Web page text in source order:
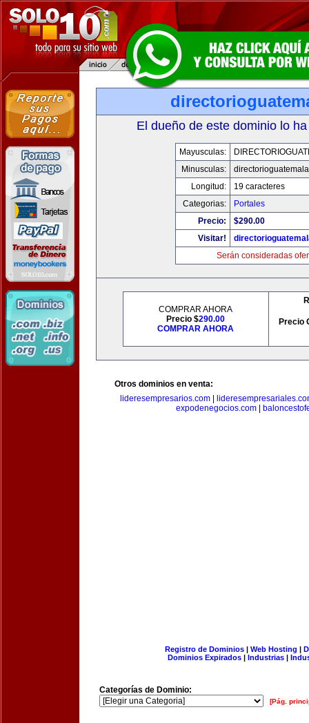
El dueño de este dominio lo
Mayusculas:
Minusculas:
Longitud:
19 caracteres
Categorias:
Portales
Precio:
$290.00
Visitar!
Serán consideradas
COMPRAR AHORA
Precio $290.00
COMPRAR AHORA
Precio
Otros dominios en venta:
lideresempresarios.com|
expodenegocios.com|
Registro de Dominios| Web Hosting |
Dominios Expirados | Industrias |
Categorías de Dominio:
[Pág.